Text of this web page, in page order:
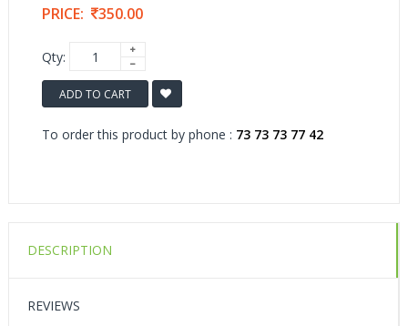
PRICE: 350.00
Qty:
ADD TO CART
To order this product by phone : 73 73 73 77 42
DESCRIPTION
REVIEWS